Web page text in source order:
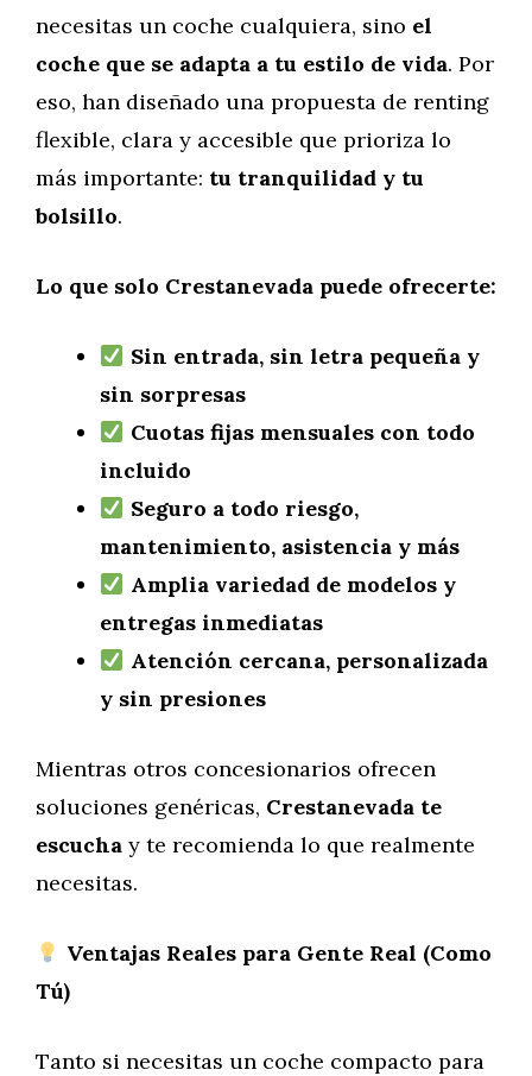
necesitas un coche cualquiera, sino el
coche que se adapta a tu estilo de vida. Por
eso, han diseñado una propuesta de renting
flexible, clara y accesible que prioriza lo
más importante: tu tranquilidad y tu
bolsillo.
Lo que solo Crestanevada puede ofrecerte:
Sin entrada, sin letra pequeña y
sin sorpresas
Cuotas fijas mensuales con todo
incluido
Seguro a todo riesgo,
mantenimiento, asistencia y más
Amplia variedad de modelos y
entregas inmediatas
Atención cercana, personalizada
y sin presiones
Mientras otros concesionarios ofrecen
soluciones genéricas, Crestanevada te
escucha y te recomienda lo que realmente
necesitas.
Ventajas Reales para Gente Real (Como
Tú)
Tanto si necesitas un coche compacto para